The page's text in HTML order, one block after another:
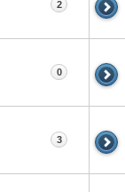
2
0
3